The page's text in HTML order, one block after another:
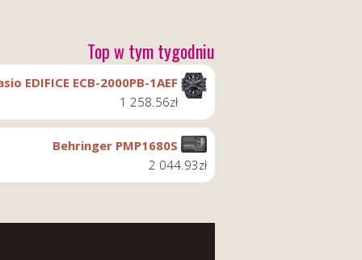
Top w tym tygodniu
EDIFICE ECB-2000PB-1AEF
1 258.56zł
Behringer PMP1680S
2 044.93zł